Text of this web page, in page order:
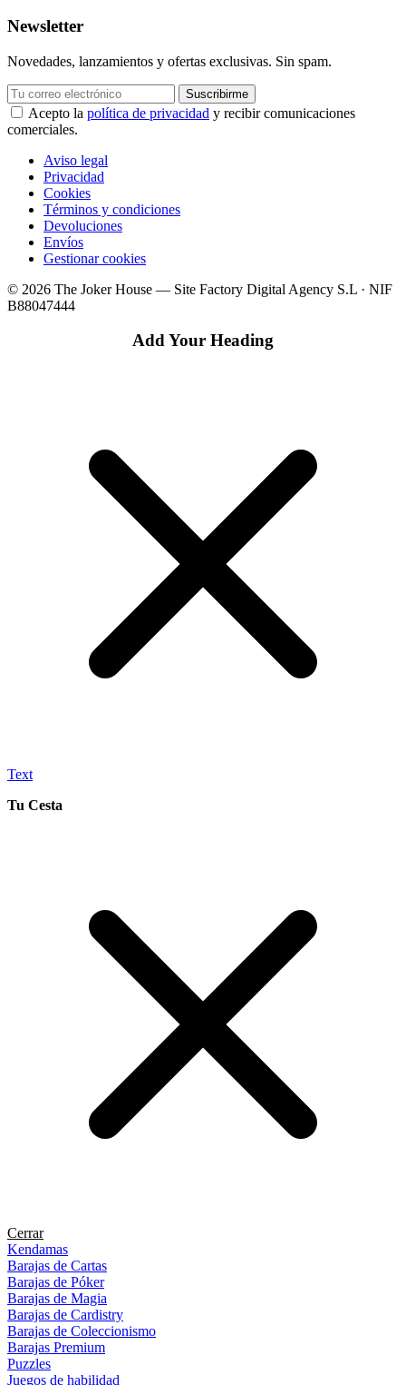
Newsletter
Novedades, lanzamientos y ofertas exclusivas. Sin spam.
Suscribirme
Acepto la política de privacidad y recibir comunicaciones
comerciales.
Aviso legal
Privacidad
Cookies
Términos y condiciones
Devoluciones
Envíos
Gestionar cookies
© 2026 The Joker House — Site Factory Digital Agency S.L · NIF
B88047444
Add Your Heading
Text
Tu Cesta
Cerrar
Kendamas
Barajas de Cartas
Barajas de Póker
Barajas de Magia
Barajas de Cardistry
Barajas de Coleccionismo
Barajas Premium
Puzzles
Juegos de habilidad